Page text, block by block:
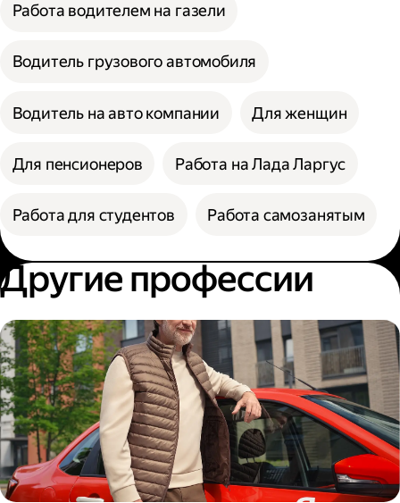
Работа водителем на газели
Водитель грузового автомобиля
Водитель на авто компании Для женщин
Для пенсионеров Работа на Лада Ларгус
Работа для студентов Работа самозанятым
Другие профессии